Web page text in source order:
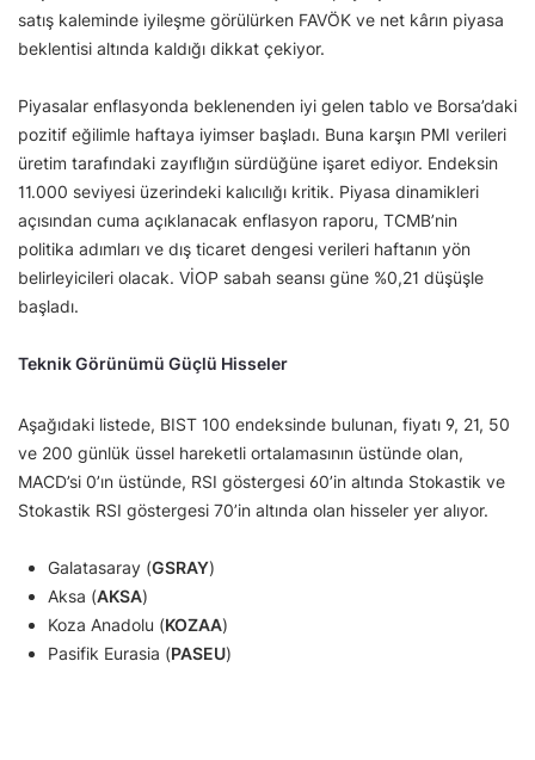
satış kaleminde iyileşme görülürken FAVÖK ve net kârın piyasa
beklentisi altında kaldığı dikkat çekiyor.
Piyasalar enflasyonda beklenenden iyi gelen tablo ve Borsa’daki
pozitif eğilimle haftaya iyimser başladı. Buna karşın PMI verileri
üretim tarafındaki zayıflığın sürdüğüne işaret ediyor. Endeksin
11.000 seviyesi üzerindeki kalıcılığı kritik. Piyasa dinamikleri
açısından cuma açıklanacak enflasyon raporu, TCMB’nin
politika adımları ve dış ticaret dengesi verileri haftanın yön
belirleyicileri olacak. VİOP sabah seansı güne %0,21 düşüşle
başladı.
Teknik Görünümü Güçlü Hisseler
Aşağıdaki listede, BIST 100 endeksinde bulunan, fiyatı 9, 21, 50
ve 200 günlük üssel hareketli ortalamasının üstünde olan,
MACD’si 0’ın üstünde, RSI göstergesi 60’in altında Stokastik ve
Stokastik RSI göstergesi 70’in altında olan hisseler yer alıyor.
Galatasaray (GSRAY)
Aksa (AKSA)
Koza Anadolu (KOZAA)
Pasifik Eurasia (PASEU)